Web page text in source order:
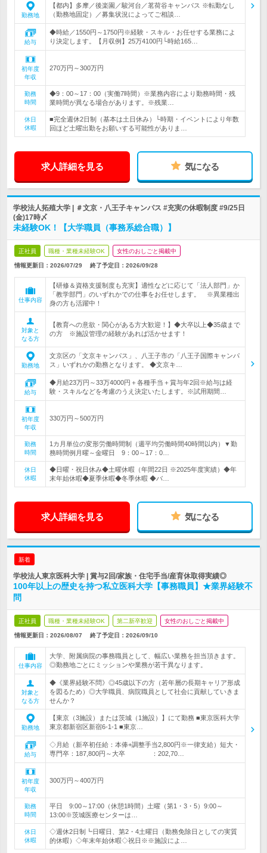
勤務地
【都内】多摩／後楽園／駿河台／茗荷谷キャンパス ※転勤なし
（勤務地固定）／募集状況によってご相談…
給与
◆時給／1550円～1750円※経験・スキル・お任せする業務によ
り決定します。【月収例】25万4100円└時給165…
初年度
年収
270万円～300万円
勤務
時間
◆9：00～17：00（実働7時間）※業務内容により勤務時間・残
業時間が異なる場合があります。※残業…
休日
休暇
■完全週休2日制（基本は土日休み）└時期・イベントにより年数
回ほど土曜出勤をお願いする可能性がありま…
求人詳細を見る 気になる
学校法人拓殖大学 | ＃文京・八王子キャンパス #充実の休暇制度 #9/25日
(金)17時〆
未経験OK！【大学職員（事務系総合職）】
正社員 職種・業種未経験OK 女性のおしごと掲載中
情報更新日：2026/07/29 終了予定日： 2026/09/28
仕事内容
【研修＆資格支援制度も充実】適性などに応じて「法人部門」か
「教学部門」のいずれかでの仕事をお任せします。 ※異業種出
身の方も活躍中！
対象と
なる方
【教育への意欲・関心がある方大歓迎！】◆大卒以上◆35歳まで
の方 ※施設管理の経験があれば活かせます！
勤務地
文京区の「文京キャンパス」、八王子市の「八王子国際キャンパ
ス」いずれかの勤務となります。 ◆文京キ…
給与
◆月給23万円～33万4000円＋各種手当＋賞与年2回※給与は経
験・スキルなどを考慮のうえ決定いたします。※試用期間…
初年度
年収
330万円～500万円
勤務
時間
1カ月単位の変形労働時間制（週平均労働時間40時間以内）▼勤
務時間例月曜～金曜日 9：00～17：0…
休日
休暇
◆日曜・祝日休み◆土曜休暇（年間22日 ※2025年度実績）◆年
末年始休暇◆夏季休暇◆冬季休暇 ◆バ…
求人詳細を見る 気になる
新着
学校法人東京医科大学 | 賞与2回/家族・住宅手当/産育休取得実績◎
100年以上の歴史を持つ私立医科大学【事務職員】★業界経験不
問
正社員 職種・業種未経験OK 第二新卒歓迎 女性のおしごと掲載中
情報更新日：2026/08/07 終了予定日： 2026/09/10
仕事内容
大学、附属病院の事務職員として、幅広い業務を担当頂きます。
◎勤務地ごとにミッションや業務が若干異なります。
対象と
なる方
◆《業界経験不問》◎45歳以下の方（若年層の長期キャリア形成
を図るため）◎大学職員、病院職員として社会に貢献していきま
せんか？
勤務地
【東京（3施設）または茨城（1施設）】にて勤務 ■東京医科大学
東京都新宿区新宿6-1-1 ■東京…
給与
◇月給（新卒初任給：本俸+調整手当2,800円※一律支給）短大・
専門卒：187,800円～大卒 ：202,70…
初年度
年収
300万円～400万円
勤務
時間
平日 9:00～17:00（休憩1時間）土曜（第1・3・5）9:00～
13:00※茨城医療センターは…
休日
休暇
◇週休2日制┗日曜日、第2・4土曜日（勤務免除日としての実質
的休暇）◇年末年始休暇◇祝日※※施設によ…